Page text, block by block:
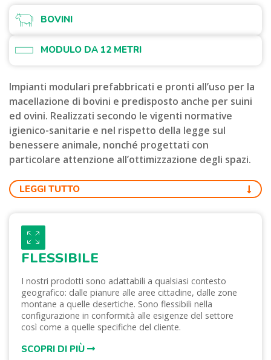
BOVINI
MODULO DA 12 METRI
Impianti modulari prefabbricati e pronti all’uso per la
macellazione di bovini e predisposto anche per suini
ed ovini. Realizzati secondo le vigenti normative
igienico-sanitarie e nel rispetto della legge sul
benessere animale, nonché progettati con
particolare attenzione all’ottimizzazione degli spazi.
LEGGI TUTTO
FLESSIBILE
I nostri prodotti sono adattabili a qualsiasi contesto
geografico: dalle pianure alle aree cittadine, dalle zone
montane a quelle desertiche. Sono flessibili nella
configurazione in conformità alle esigenze del settore
così come a quelle specifiche del cliente.
SCOPRI DI PIÙ